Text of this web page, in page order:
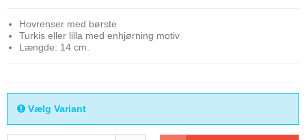
Hovrenser med børste
Turkis eller lilla med enhjørning motiv
Længde: 14 cm.
Vælg Variant